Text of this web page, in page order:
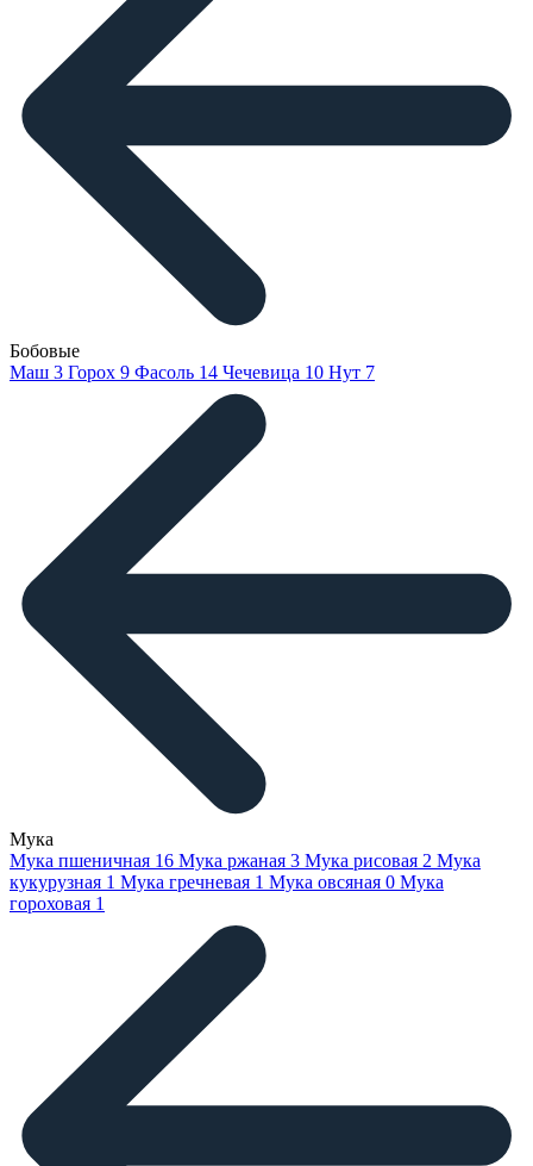
Бобовые
Маш 3 Горох 9 Фасоль 14 Чечевица 10 Нут 7
Мука
Мука пшеничная 16 Мука ржаная 3 Мука рисовая 2 Мука
кукурузная 1 Мука гречневая 1 Мука овсяная 0 Мука
гороховая 1